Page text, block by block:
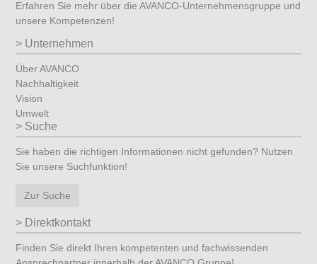
Erfahren Sie mehr über die AVANCO-Unternehmensgruppe und
unsere Kompetenzen!
Unternehmen
Über AVANCO
Nachhaltigkeit
Vision
Umwelt
Suche
Sie haben die richtigen Informationen nicht gefunden? Nutzen
Sie unsere Suchfunktion!
Zur Suche
Direktkontakt
Finden Sie direkt Ihren kompetenten und fachwissenden